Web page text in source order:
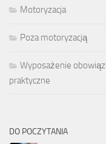
Motoryzacja
Poza motoryzacją
Wyposażenie
praktyczne
DO POCZYTANIA